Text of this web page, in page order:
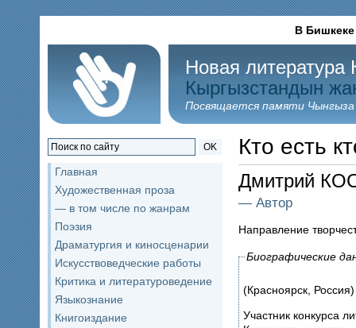
В Бишкеке
Новая литература
Кыргызстандын
Посвящается памяти
OK
Главная
Художественная проза
— в том числе по жанрам
Поэзия
Драматургия и киносценарии
Искусствоведческие работы
Критика и литературоведение
Языкознание
Книгоиздание
Кто есть
Дмитрий
— Автор
Направление
Биографические
(Красноярск, Россия)
Участник конкурса